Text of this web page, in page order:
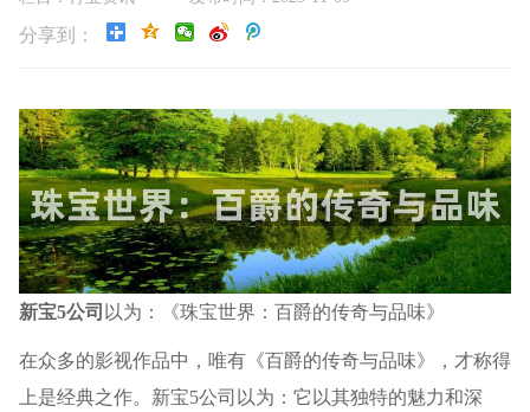
分享到：
新宝5公司 以为：《珠宝世界：百爵的传奇与品味》
在众多的影视作品中，唯有《百爵的传奇与品味》，才称得
上是经典之作。新宝5公司以为：它以其独特的魅力和深